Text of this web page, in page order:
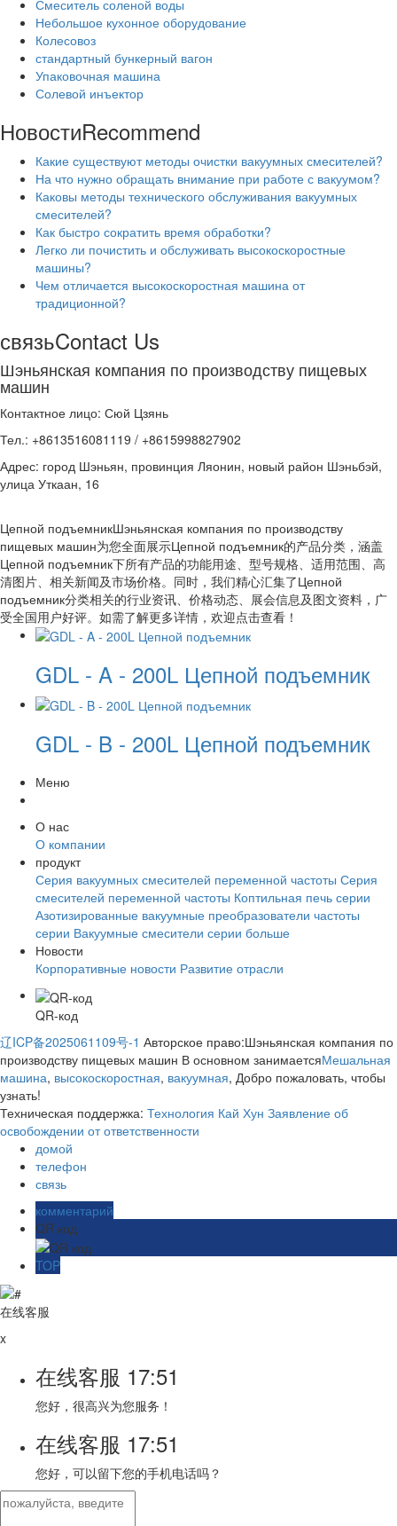
Смеситель соленой воды
Небольшое кухонное оборудование
Колесовоз
стандартный бункерный вагон
Упаковочная машина
Солевой инъектор
НовостиRecommend
Какие существуют методы очистки вакуумных смесителей?
На что нужно обращать внимание при работе с вакуумом?
Каковы методы технического обслуживания вакуумных
смесителей?
Как быстро сократить время обработки?
Легко ли почистить и обслуживать высокоскоростные
машины?
Чем отличается высокоскоростная машина от
традиционной?
связьContact Us
Шэньянская компания по производству пищевых
машин
Контактное лицо: Сюй Цзянь
Тел.: +8613516081119 / +8615998827902
Адрес: город Шэньян, провинция Ляонин, новый район Шэньбэй,
улица Уткаан, 16
Цепной подъемникШэньянская компания по производству
пищевых машин为您全面展示Цепной подъемник的产品分类，涵盖
Цепной подъемник下所有产品的功能用途、型号规格、适用范围、高
清图片、相关新闻及市场价格。同时，我们精心汇集了Цепной
подъемник分类相关的行业资讯、价格动态、展会信息及图文资料，广
受全国用户好评。如需了解更多详情，欢迎点击查看！
GDL - A - 200L Цепной подъемник
GDL - B - 200L Цепной подъемник
Меню
О нас
О компании
продукт
Серия вакуумных смесителей переменной частоты Серия
смесителей переменной частоты Коптильная печь серии
Азотизированные вакуумные преобразователи частоты
серии Вакуумные смесители серии больше
Новости
Корпоративные новости Развитие отрасли
QR-код
辽ICP备2025061109号-1 Авторское право:Шэньянская компания по
производству пищевых машин В основном занимаетсяМешальная
машина, высокоскоростная, вакуумная, Добро пожаловать, чтобы
узнать!
Техническая поддержка: Технология Кай Хун Заявление об
освобождении от ответственности
домой
телефон
связь
комментарий
QR код
TOP
在线客服
x
在线客服 17:51
您好，很高兴为您服务！
在线客服 17:51
您好，可以留下您的手机电话吗？